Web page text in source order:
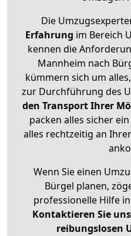
Die
Erfahrung im Bereich
kennen die
Mannheim nach
kümmern sich um
zur Durchführung des
den Transport Ihrer
packen alles sicher
alles rechtzeitig an
Wenn Sie einen
Bürgel planen,
professionelle Hilfe
Kontaktieren Sie
reibungslosen